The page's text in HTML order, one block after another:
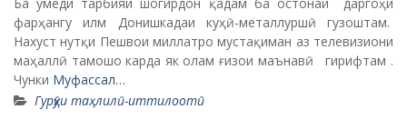
фарҳангу илм Донишкадаи куҳӣ-металлуршӣ гузоштам.
Нахуст нутқи Пешвои миллатро мустақиман аз телевизиони
маҳаллӣ тамошо карда як олам ғизои маънавӣ гирифтам .
Чунки Муфассал…
Гурӯҳи таҳлилӣ-иттилоотӣ